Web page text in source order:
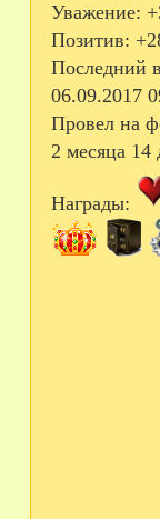
Уважение:
Позитив:
Последний
06.09.2017
Провел на
2 месяца 14
Награды: